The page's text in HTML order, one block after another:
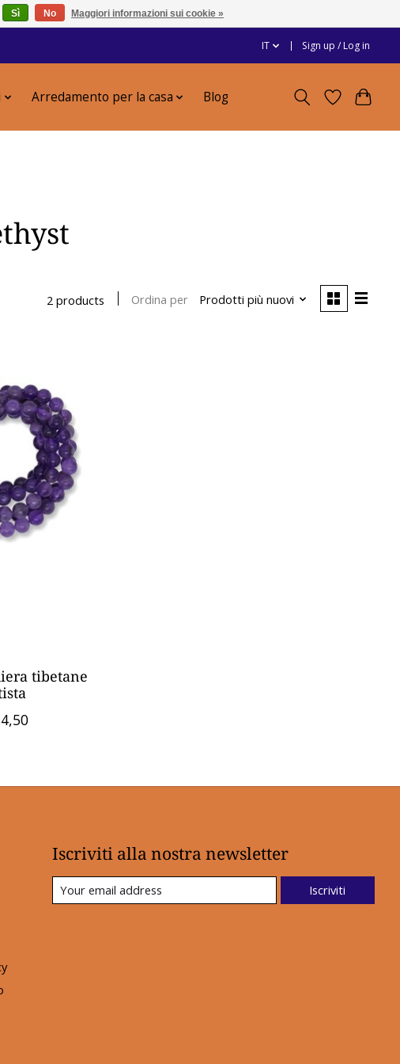
IT Sign up / Log in
Arredamento per la casa Blog
2 products Ordina per Prodotti più nuovi
tibetane
Iscriviti alla nostra newsletter
Iscriviti
Sì No Maggiori informazioni sui cookie »